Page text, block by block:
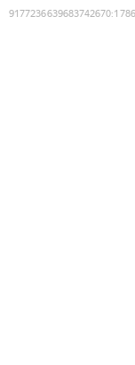
9177236639683742670: